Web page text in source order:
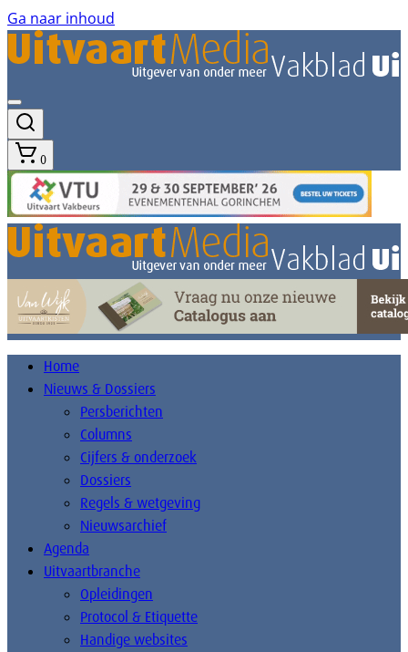
Ga naar inhoud
0
Home
Nieuws & Dossiers
Persberichten
Columns
Cijfers & onderzoek
Dossiers
Regels & wetgeving
Nieuwsarchief
Agenda
Uitvaartbranche
Opleidingen
Protocol & Etiquette
Handige websites